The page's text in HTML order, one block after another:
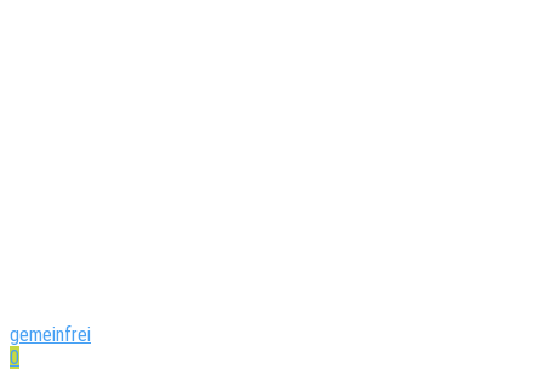
gemeinfrei
0